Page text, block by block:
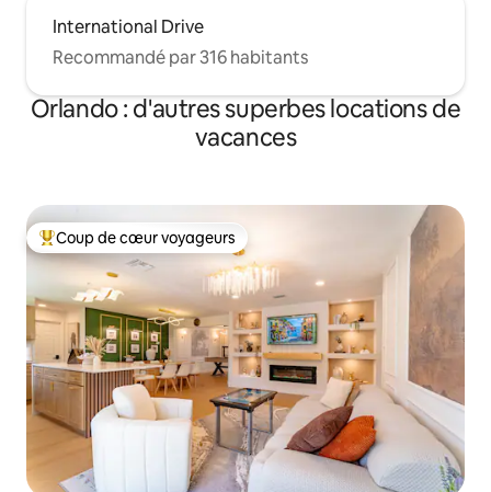
International Drive
Recommandé par 316 habitants
Orlando : d'autres superbes locations de
vacances
Coups de cœur voyageurs les plus appréciés
Coup de cœur voyageurs